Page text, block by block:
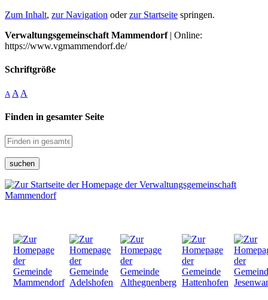
Zum Inhalt, zur Navigation oderzur Startseite springen.
Verwaltungsgemeinschaft Mammendorf| Online:
https://www.vgmammendorf.de/
Schriftgröße
A A A
Finden in gesamter Seite
suchen